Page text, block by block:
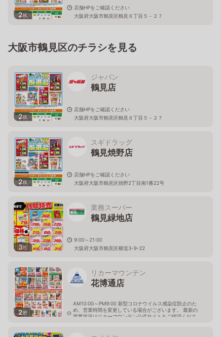
2枚
店舗HPをご確認ください
大阪府大阪市鶴見区鶴見６丁目５－２７
大阪市鶴見区のチラシを見る
2枚
ジャパン
鶴見店
店舗HPをご確認ください
大阪府大阪市鶴見区鶴見６丁目５－２７
2枚
スギドラッグ
鶴見焼野店
店舗HPをご確認ください
大阪府大阪市鶴見区焼野2丁目南1番22号
3枚
業務スーパー
鶴見緑地店
9:00～21:00
大阪府大阪市鶴見区横堤3-9-22
2枚
リカーマウンテン
花博通店
AM10:00～PM9:00 新型コロナウイルス感染症防止のた
め、営業時間を変更している場合がございます。 最新の
営業状況はリカーマウンテン公式サイトをご確認くださ